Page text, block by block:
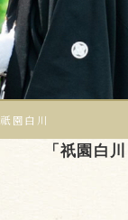
祇園白川
「祇園白